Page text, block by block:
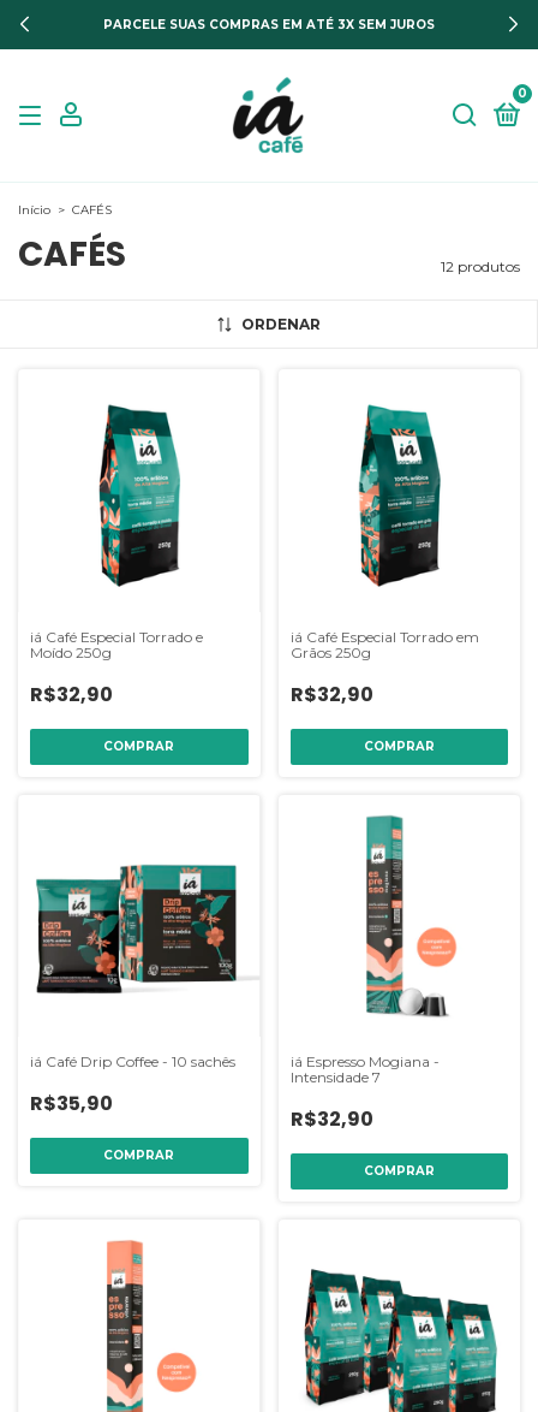
PARCELE SUAS COMPRAS EM ATÉ 3X SEM JUROS
0
Início > CAFÉS
CAFÉS 12 produtos
ORDENAR
iá Café Especial Torrado e
Moído 250g
R$32,90
iá Café Especial Torrado em
Grãos 250g
R$32,90
iá Café Drip Coffee - 10 sachês
R$35,90
iá Espresso Mogiana -
Intensidade 7
R$32,90